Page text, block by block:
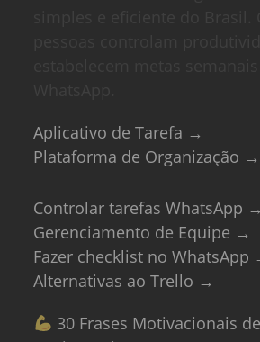
Aplicativo de Tarefa →
Plataforma de Organização →
Controlar tarefas WhatsApp →
Gerenciamento de Equipe →
Fazer checklist no WhatsApp
Alternativas ao Trello →
30 Frases Motivacionais